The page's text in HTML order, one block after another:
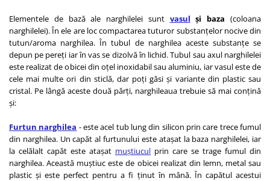
Elementele de bază ale narghilelei sunt vasul și baza (coloana
narghilelei). În ele are loc compactarea tuturor substanțelor nocive din
tutun/aroma narghilea. În tubul de narghilea aceste substanțe se
depun pe pereți iar în vas se dizolvă în lichid. Tubul sau axul narghilelei
este realizat de obicei din oțel inoxidabil sau aluminiu, iar vasul este de
cele mai multe ori din sticlă, dar poți găsi și variante din plastic sau
cristal. Pe lângă aceste două părți, narghileaua trebuie să mai conțină
și:
Furtun narghilea - este acel tub lung din silicon prin care trece fumul
din narghilea. Un capăt al furtunului este atașat la baza narghilelei, iar
la celălalt capăt este atașat muștiucul prin care se trage fumul din
narghilea. Această muștiuc este de obicei realizat din lemn, metal sau
plastic și este perfect pentru a fi ținut în mână. În capătul acestui